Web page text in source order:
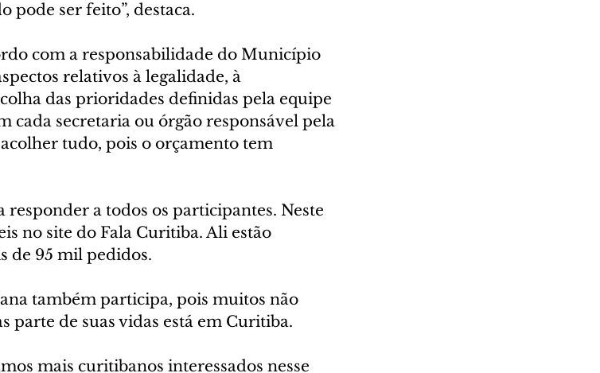
pode ser feito”, destaca.
com a responsabilidade do Município
relativos à legalidade, à
das prioridades definidas pela equipe
cada secretaria ou órgão responsável pela
tudo, pois o orçamento tem
responder a todos os participantes. Neste
no site do Fala Curitiba. Ali estão
de 95 mil pedidos.
também participa, pois muitos não
parte de suas vidas está em Curitiba.
mais curitibanos interessados nesse